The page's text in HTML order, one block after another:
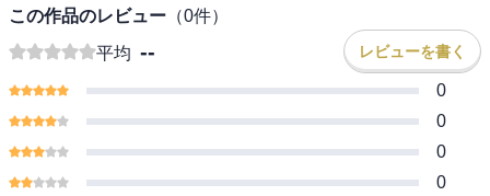
この作品のレビュー （0件）
平均 -- レビューを書く
0
0
0
0